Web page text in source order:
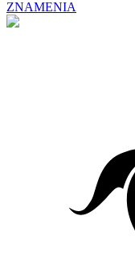
ZNAMENIA